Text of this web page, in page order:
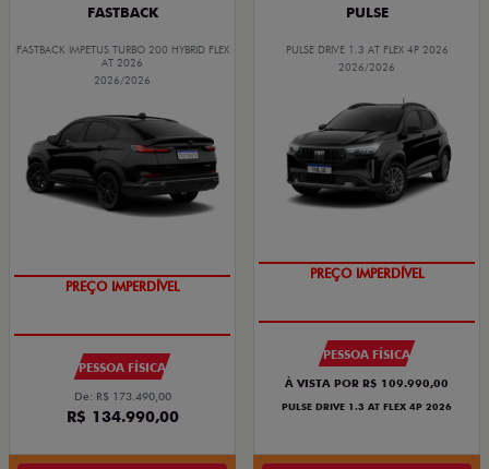
FASTBACK
FASTBACK IMPETUS TURBO 200 HYBRID FLEX
AT 2026
2026/2026
PREÇO IMPERDÍVEL
PESSOA FÍSICA
De: R$ 173.490,00
R$ 134.990,00
PULSE
PULSE DRIVE 1.3 AT FLEX 4P 2026
2026/2026
PREÇO IMPERDÍVEL
PESSOA FÍSICA
À VISTA POR R$ 109.990,00
PULSE DRIVE 1.3 AT FLEX 4P 2026